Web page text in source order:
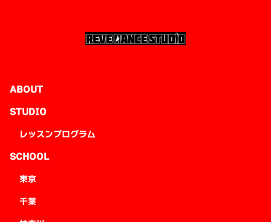
ABOUT
STUDIO
レッスンプログラム
SCHOOL
東京
千葉